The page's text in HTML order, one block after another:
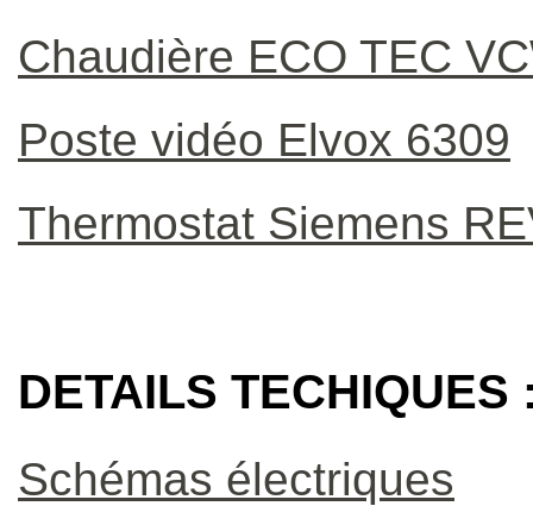
Chaudière ECO TEC
Poste vidéo Elvox 6309
Thermostat Siemens
DETAILS TECHIQUES
Schémas électriques